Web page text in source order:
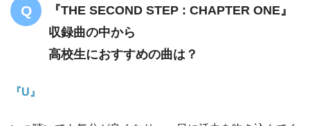
『THE SECOND STEP : CHAPTER ONE』
収録曲の中から
高校生におすすめの曲は？
『U』